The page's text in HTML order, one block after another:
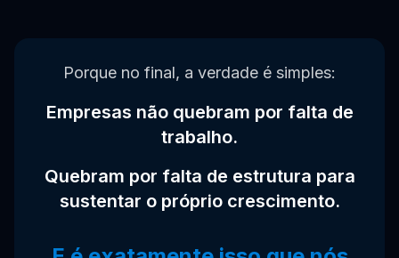
Porque no final, a verdade é simples:
Empresas não quebram por falta de
trabalho.
Quebram por falta de estrutura para
sustentar o próprio crescimento.